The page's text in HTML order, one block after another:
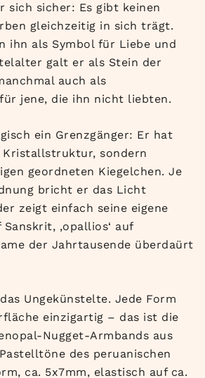
sich sicher: Es gibt keinen
gleichzeitig in sich trägt.
ihn als Symbol für Liebe und
galt er als Stein der
auch als
jene, die ihn nicht liebten.
ein Grenzgänger: Er hat
Kristallstruktur, sondern
geordneten Kiegelchen. Je
bricht er das Licht
zeigt einfach seine eigene
Sanskrit, ‚opallios‘ auf
der Jahrtausende überdaürt
Ungekünstelte. Jede Form
einzigartig – das ist die
Nugget-Armbands aus
des peruanischen
ca. 5x7mm, elastisch auf ca.